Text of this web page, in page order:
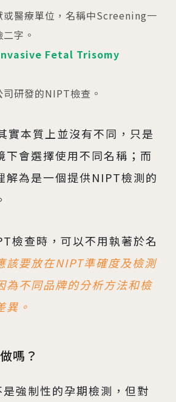
或醫療單位，名稱中Screening一
字。
Fetal Trisomy
研發的NIPT檢查。
實本質上並沒有不同，只是
下會選擇使用不同名稱；而
解為是一個提供NIPT檢測的
檢查時，可以不用執著於名
該要放在NIPT準確度及檢測
為不同品牌的分析方法和檢
異。
嗎？
強制性的孕期檢測，但對